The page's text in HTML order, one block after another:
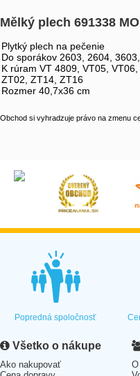
Mělký plech 691338
Plytký plech na pečenie
Do sporákov 2603, 2604,
K rúram VT 4809, VT05,
ZT02, ZT14, ZT16
Rozmer 40,7x36 cm
Obchod si vyhradzuje právo na zmenu
Popredná spoločnosť
Všetko o nákupe
Ako nakupovať